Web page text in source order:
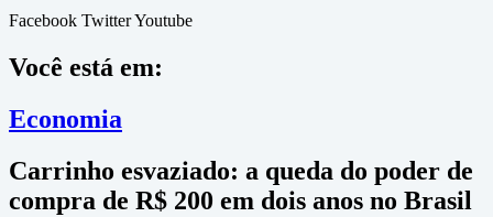
Facebook TwitterYoutube
Você está em:
Economia
Carrinho esvaziado: a queda do poder de
compra de R$ 200 em dois anos no Brasil